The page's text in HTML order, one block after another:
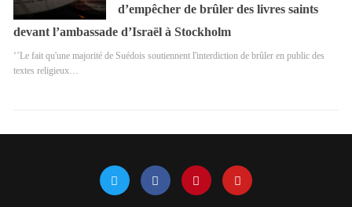
d’empêcher de brûler des livres saints
devant l’ambassade d’Israël à Stockholm
‘’Le fait qu'une majorité de Suédois soutiennent l'interdiction de brûler en public des
textes religieux…